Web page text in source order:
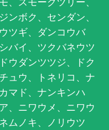
ンボク、センダン、
ツギ、ダンコウバ
バイ、ツクバネウツ
ウダンツツジ、ドク
ュウ、トネリコ、ナ
マド、ナンキンハ
、ニワウメ、ニワウ
ムノキ、ノリウツ